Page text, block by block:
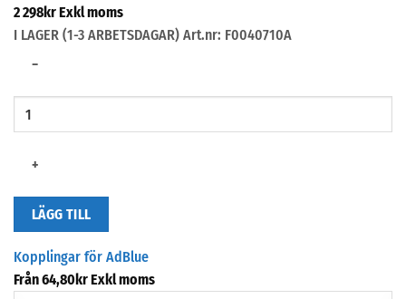
2 298krExkl moms
I LAGER (1-3 ARBETSDAGAR) Art.nr: F0040710A
−
+
LÄGG TILL
Kopplingar för AdBlue
Från64,80krExkl moms